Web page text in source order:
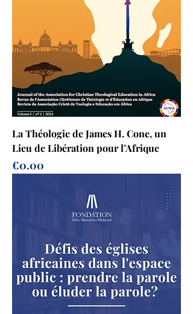
La Théologie de James H. Cone, un
Lieu de Libération pour l’Afrique
Prix
€0.00